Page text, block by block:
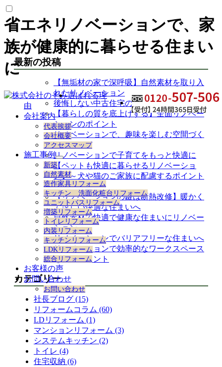
省エネリノベーションで、家
族が健康的に暮らせる住まい
に
選ばれる理
由
会社案内
代表挨拶
会社概要
アクセスマップ
施工事例
サ
ブ
メ
ニ
ュ
ー
を
展
開
新築
自然素材
造作家具リフォーム
キッチン 洗面化粧台リフォーム
ユニットバスリフォーム
増築リフォーム
トイレリフォーム
内装リフォーム
キッチンリフォーム
LDKリフォーム
総合リフォーム
お客様の声
お問い合わせ
お問い合わせ
最新の投稿
【無垢材の家で深呼吸】自然素材を取り入
れたリノベーション
後悔しない中古住宅のリノベーション
【暮らしの質を底上げする】全面リノベー
ションのポイント
リノベーションで、趣味を楽しむ空間づく
り
リノベーションで子育てをもっと快適に
【ペットも快適に暮らせるリノベーショ
ン】～犬や猫のご家族に配慮するポイント
～
【リノベーションの鍵は断熱改修】暖かく
て涼しい快適な住まいへ
自然素材で快適で健康な住まいにリノベー
ション
リノベーションでバリアフリーな住まいへ
リノベーションで効率的なワークスペース
を作るポイント
カテゴリー
社長ブログ (15)
リフォームコラム (60)
LDリフォーム (1)
マンションリフォーム (3)
システムキッチン (2)
トイレ (4)
住宅収納 (6)